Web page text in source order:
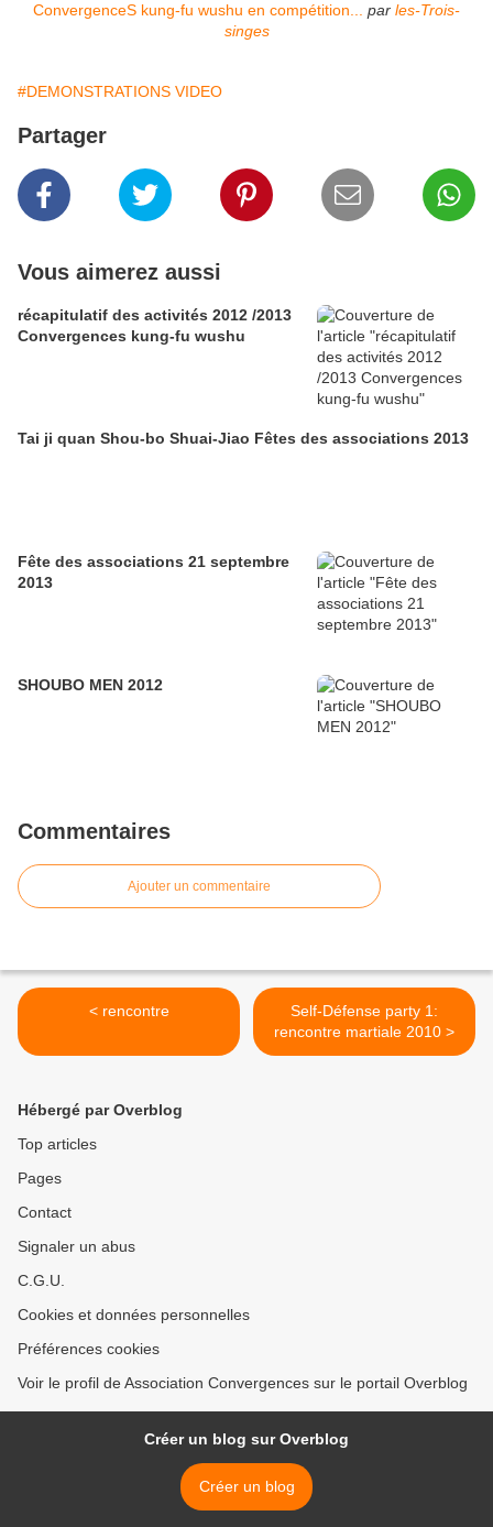
ConvergenceS kung-fu wushu en compétition... par les-Trois-
singes
#DEMONSTRATIONS VIDEO
Partager
Vous aimerez aussi
récapitulatif des activités 2012 /2013
Convergences kung-fu wushu
Tai ji quan Shou-bo Shuai-Jiao Fêtes des associations 2013
Fête des associations 21 septembre
2013
SHOUBO MEN 2012
Commentaires
Ajouter un commentaire
< rencontre
Self-Défense party 1:
rencontre martiale 2010 >
Hébergé par Overblog
Top articles
Pages
Contact
Signaler un abus
C.G.U.
Cookies et données personnelles
Préférences cookies
Voir le profil de Association Convergences sur le portail Overblog
Créer un blog sur Overblog
Créer un blog